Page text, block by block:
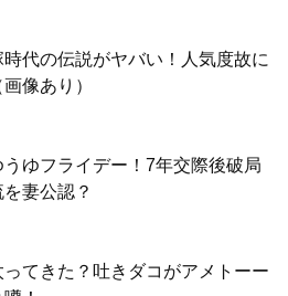
代の伝説がヤバい！人気度故に
像あり）
ゆフライデー！7年交際後破局
妻公認？
てきた？吐きダコがアメトーー